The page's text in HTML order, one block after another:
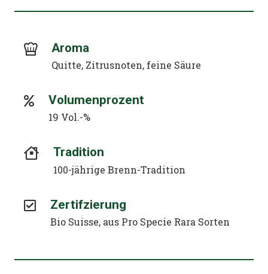
Aroma
Quitte, Zitrusnoten, feine Säure
Volumenprozent
19 Vol.-%
Tradition
100-jährige Brenn-Tradition
Zertifzierung
Bio Suisse, aus Pro Specie Rara Sorten